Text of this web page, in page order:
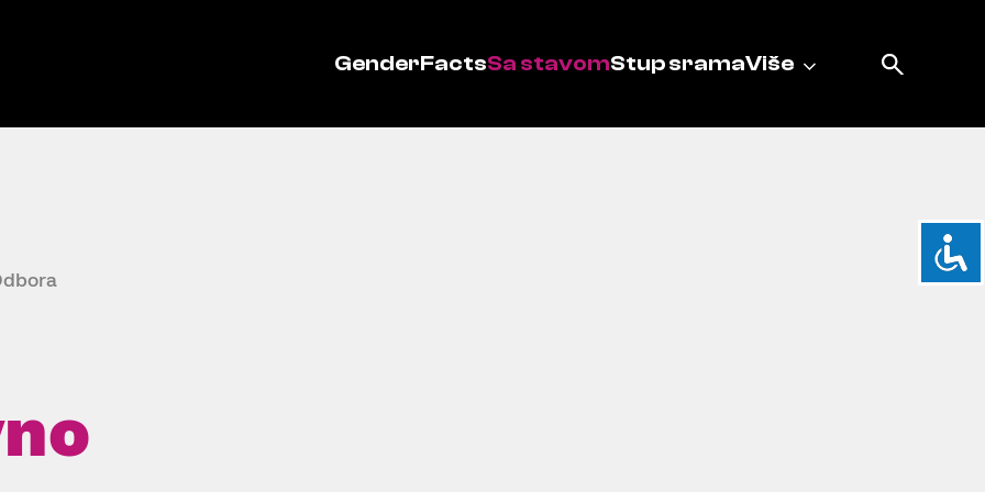
GenderFactsSa stavomStup sramaViše